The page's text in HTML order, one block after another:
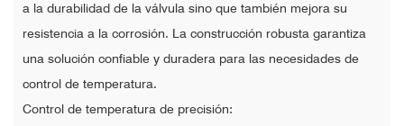
a la durabilidad de la válvula sino que también mejora su
resistencia a la corrosión. La construcción robusta garantiza
una solución confiable y duradera para las necesidades de
control de temperatura.
Control de temperatura de precisión: